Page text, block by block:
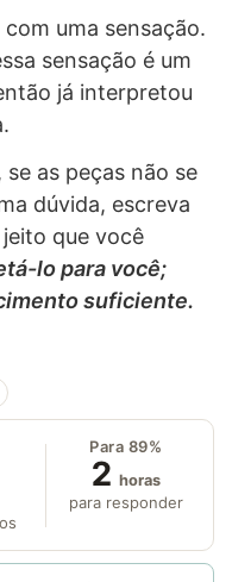
uma sensação.
sensação é um
já interpretou
as peças não se
dúvida, escreva
que você
lo para você;
suficiente.
Para 89%
2 horas
para responder